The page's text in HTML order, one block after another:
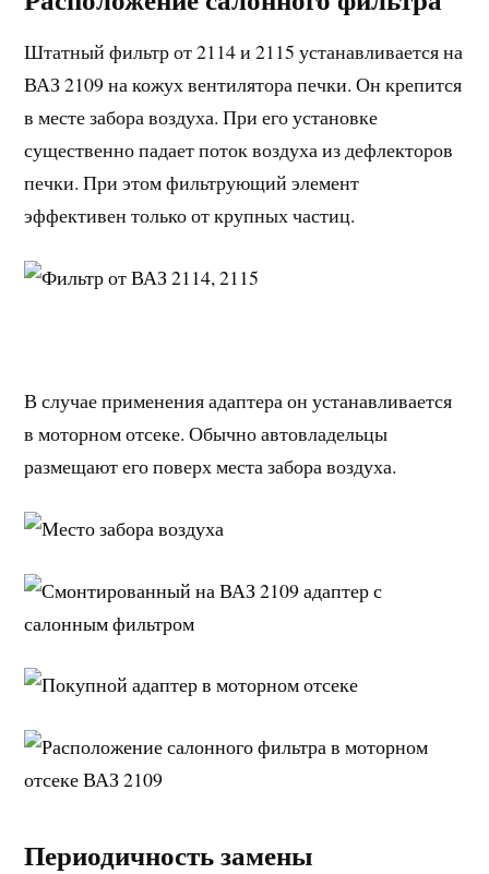
Штатный фильтр от 2114 и 2115 устанавливается на
ВАЗ 2109 на кожух вентилятора печки. Он крепится
в месте забора воздуха. При его установке
существенно падает поток воздуха из дефлекторов
печки. При этом фильтрующий элемент
эффективен только от крупных частиц.
В случае применения адаптера он устанавливается
в моторном отсеке. Обычно автовладельцы
размещают его поверх места забора воздуха.
Периодичность замены